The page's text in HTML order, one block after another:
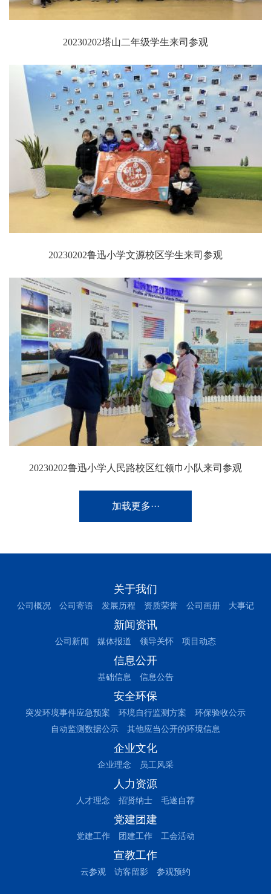
20230202塔山二年级学生来司参观
20230202鲁迅小学文源校区学生来司参观
20230202鲁迅小学人民路校区红领巾小队来司参观
加载更多···
关于我们
公司概况 公司寄语 发展历程 资质荣誉 公司画册 大事记
新闻资讯
公司新闻 媒体报道 领导关怀 项目动态
信息公开
基础信息 信息公告
安全环保
突发环境事件应急预案 环境自行监测方案
环保验收公示
自动监测数据公示
其他应当公开的环境信息
企业文化
企业理念 员工风采
人力资源
人才理念 招贤纳士 毛遂自荐
党建团建
党建工作 团建工作 工会活动
宣教工作
云参观 访客留影 参观预约